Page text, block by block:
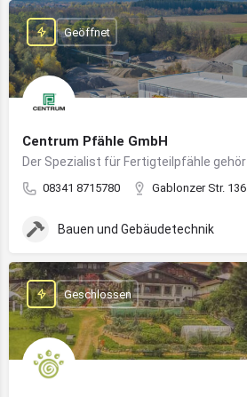
Centrum Pfähle GmbH
08341 8715780 Gablonzer Str. 136
Geöffnet
Bauen und Gebäudetechnik
Geschlossen